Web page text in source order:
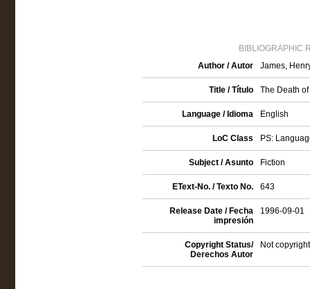
BIBLIOGRAPHIC
Author / Autor
James,
Title / Título The Death
Language / Idioma English
LoC Class PS:
Subject / Asunto Fiction
EText-No. / Texto No. 643
Release Date / Fecha
impresión
1996-09-01
Copyright Status/
Derechos Autor
Not